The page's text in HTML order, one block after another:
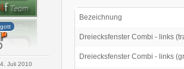
Juli 2010
Bezeichnung
Dreiecksfenster Combi - links
Dreiecksfenster Combi - links